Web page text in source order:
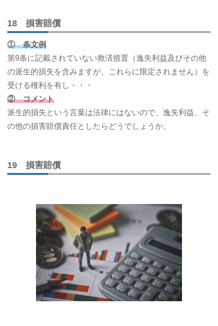
18 損害賠償
① 条文例
第9条に記載されていない救済措置（逸失利益及びその他
の派生的損失を含みますが、これらに限定されません）を
受ける権利を有し・・・
② コメント
派生的損失という言葉は法律にはないので、逸失利益、そ
の他の損害賠償責任としたらどうでしょうか。
19 損害賠償